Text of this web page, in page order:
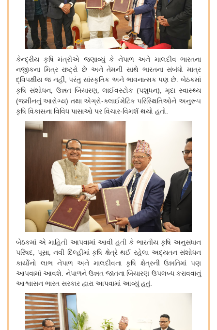
કેન્દ્રીય કૃષિ મંત્રીએ જણાવ્યું કે નેપાળ અને માલદીવ ભારતના
નજીકના
મિત્ર રાષ્ટ્રો છે અને તેમની સાથે ભારતના સંબંધો
માત્ર
દ્વિપક્ષીય જ નહીં પરંતુ સાંસ્કૃતિક અને ભાવનાત્મક પણ છે .બેઠકમાં
કૃષિ સંશોધન ઉન્નત બિયારણ ,લાઈવસ્ટોક (પશુધન) ,મૃદા સ્વાસ્થ્ય
(જમીનનું આરોગ્ય) તથા એગ્રો-ક્લાઈમેટિક પરિસ્થિતિઓને અનુરૂપ
કૃષિ વિકાસના વિવિધ પાસાઓ પર વિચાર-વિમર્શ થયો હતો
બેઠકમાં એ માહિતી આપવામાં આવી હતી કે ભારતીય કૃષિ અનુસંધાન
પરિષદ
પૂસા ,નવી દિલ્હીમાં કૃષિ ક્ષેત્રે થઈ રહેલા અદ્યતન સંશોધન
કાર્યોનો
લાભ નેપાળ અને માલદીવના કૃષિ ક્ષેત્રની ઉન્નતિમાં
પણ
આપવામાં આવશે નેપાળને ઉન્નત જાતના બિયારણ ઉપલબ્ધ કરાવવાનું
આશ્વાસન ભારત સરકાર દ્વારા આપવામાં આવ્યું હતું